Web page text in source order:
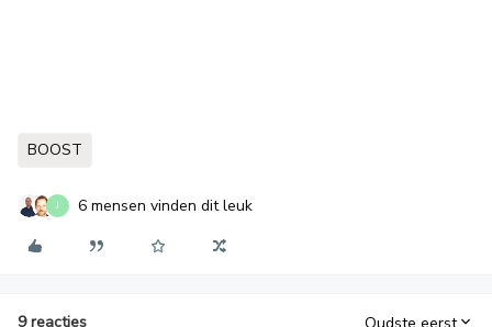
BOOST
J 6 mensen vinden dit leuk
9 reacties